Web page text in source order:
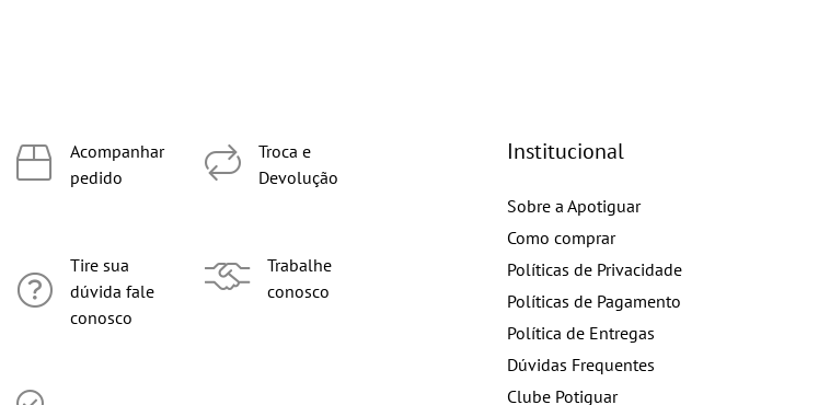
Acompanhar
pedido
Tire sua
dúvida fale
conosco
Troca e
Devolução
Trabalhe
conosco
Institucional
Sobre a Apotiguar
Como comprar
Políticas de Privacidade
Políticas de Pagamento
Política de Entregas
Dúvidas Frequentes
Clube Potiguar